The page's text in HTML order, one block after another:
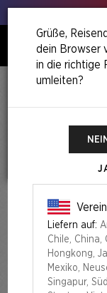
Home The Sonic
Grüße,
dein Browser
in die richtige
umleiten?
Liefern auf:
Chile, China,
Hongkong,
Mexiko,
Singapur,